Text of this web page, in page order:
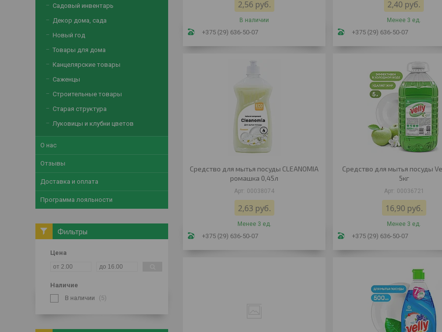
2,56 руб.
В наличии
+375 (29) 636-50-07
2,40 руб.
Менее 3 ед.
+375 (29) 636-50-07
Средство для мытья посуды CLEANOMIA
ромашка 0,45л
00038074
2,63 руб.
Менее 3 ед.
+375 (29) 636-50-07
Средство для мытья посуды
5кг
00036721
16,90 руб.
Менее 3 ед.
+375 (29) 636-50-07
Садовый инвентарь
Декор дома, сада
Новый год
Товары для дома
Канцелярские товары
Саженцы
Строительные товары
Старая структура
Луковицы и клубни цветов
О нас
Отзывы
Доставка и оплата
Программа лояльности
Фильтры
Цена
Наличие
В наличии
5